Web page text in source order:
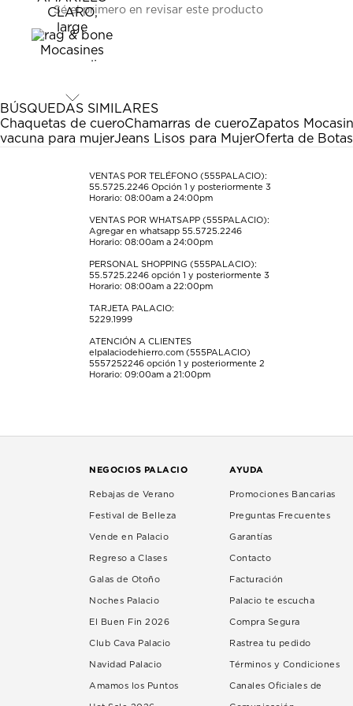
para
calificar
el
artículo
estrella
Esta
acción
abrirá
formulario
para
calificar
el
artículo
estrellas.
Esta
acción
abrirá
formulario
de
para
el
estrellas.
Esta
acción
abrirá
formulario
de
para
estrellas.
Esta
acción
abrirá
formulario
de
para
acción
abrirá
formulario
de
envío.
Sé el primero en revisar este producto
BÚSQUEDAS SIMILARES
Chaquetas de cueroChamarras de cueroZapatos
vacuna para mujerJeans Lisos para MujerOferta de
VENTAS POR TELÉFONO (555PALACIO):
55.5725.2246 Opción 1 y posteriormente 3
Horario: 08:00am a 24:00pm
VENTAS POR WHATSAPP (555PALACIO):
Agregar en whatsapp 55.5725.2246
Horario: 08:00am a 24:00pm
PERSONAL SHOPPING (555PALACIO):
55.5725.2246 opción 1 y posteriormente 3
Horario: 08:00am a 22:00pm
TARJETA PALACIO:
5229.1999
ATENCIÓN A CLIENTES
elpalaciodehierro.com (555PALACIO)
5557252246 opción 1 y posteriormente 2
Horario: 09:00am a 21:00pm
NEGOCIOS PALACIO
Rebajas de Verano
Festival de Belleza
Vende en Palacio
Regreso a Clases
Galas de Otoño
Noches Palacio
El Buen Fin 2026
Club Cava Palacio
Navidad Palacio
Amamos los Puntos
AYUDA
Promociones Bancarias
Preguntas Frecuentes
Garantías
Contacto
Facturación
Palacio te escucha
Compra Segura
Rastrea tu pedido
Términos y Condiciones
Canales Oficiales de